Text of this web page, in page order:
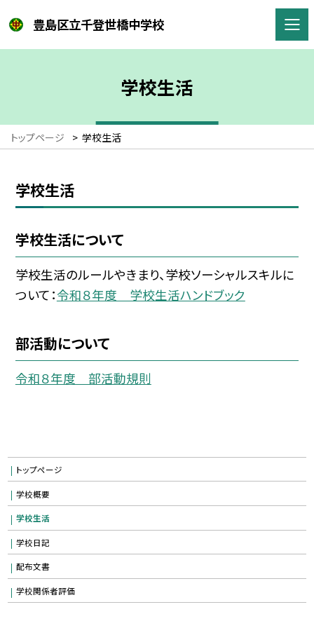
豊島区立千登世橋中学校
学校生活
トップページ > 学校生活
学校生活
学校生活について
学校生活のルールやきまり、学校ソーシャルスキルに
ついて：令和８年度 学校生活ハンドブック
部活動について
令和８年度 部活動規則
トップページ
学校概要
学校生活
学校日記
配布文書
学校関係者評価